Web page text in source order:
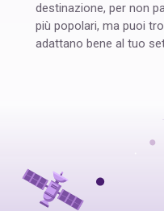
destinazione, per non
più popolari, ma puoi
adattano bene al tuo